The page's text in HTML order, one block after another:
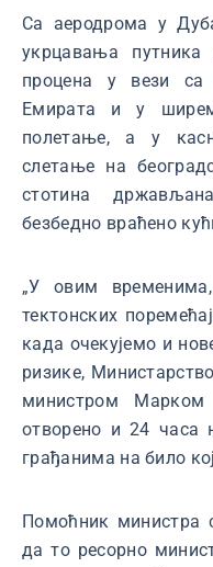
Са аеродрома у
укрцавања путника
процена у вези са
Емирата и у ширем
полетањe, а у
слетање на
стотина
безбедно враћено
„У овим
тектонских
када очекујемо и
ризике,
министром Марком
отворено и 24 часа
грађанима на било
Помоћник министра
да то ресорно